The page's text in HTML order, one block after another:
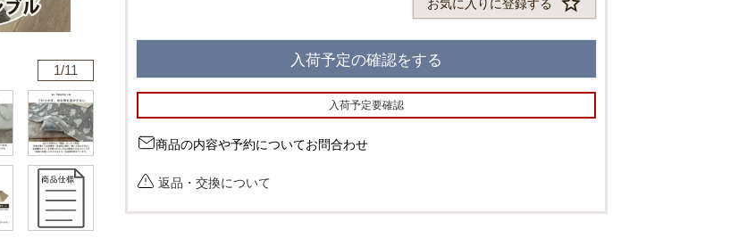
1/11
お気に入りに登録する
入荷予定の確認をする
入荷予定要確認
商品の内容や予約についてお問合わせ
返品・交換について